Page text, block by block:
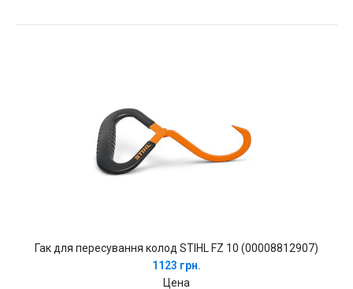
Гак для пересування колод STIHL FZ 10 (00008812907)
1123 грн.
Цена